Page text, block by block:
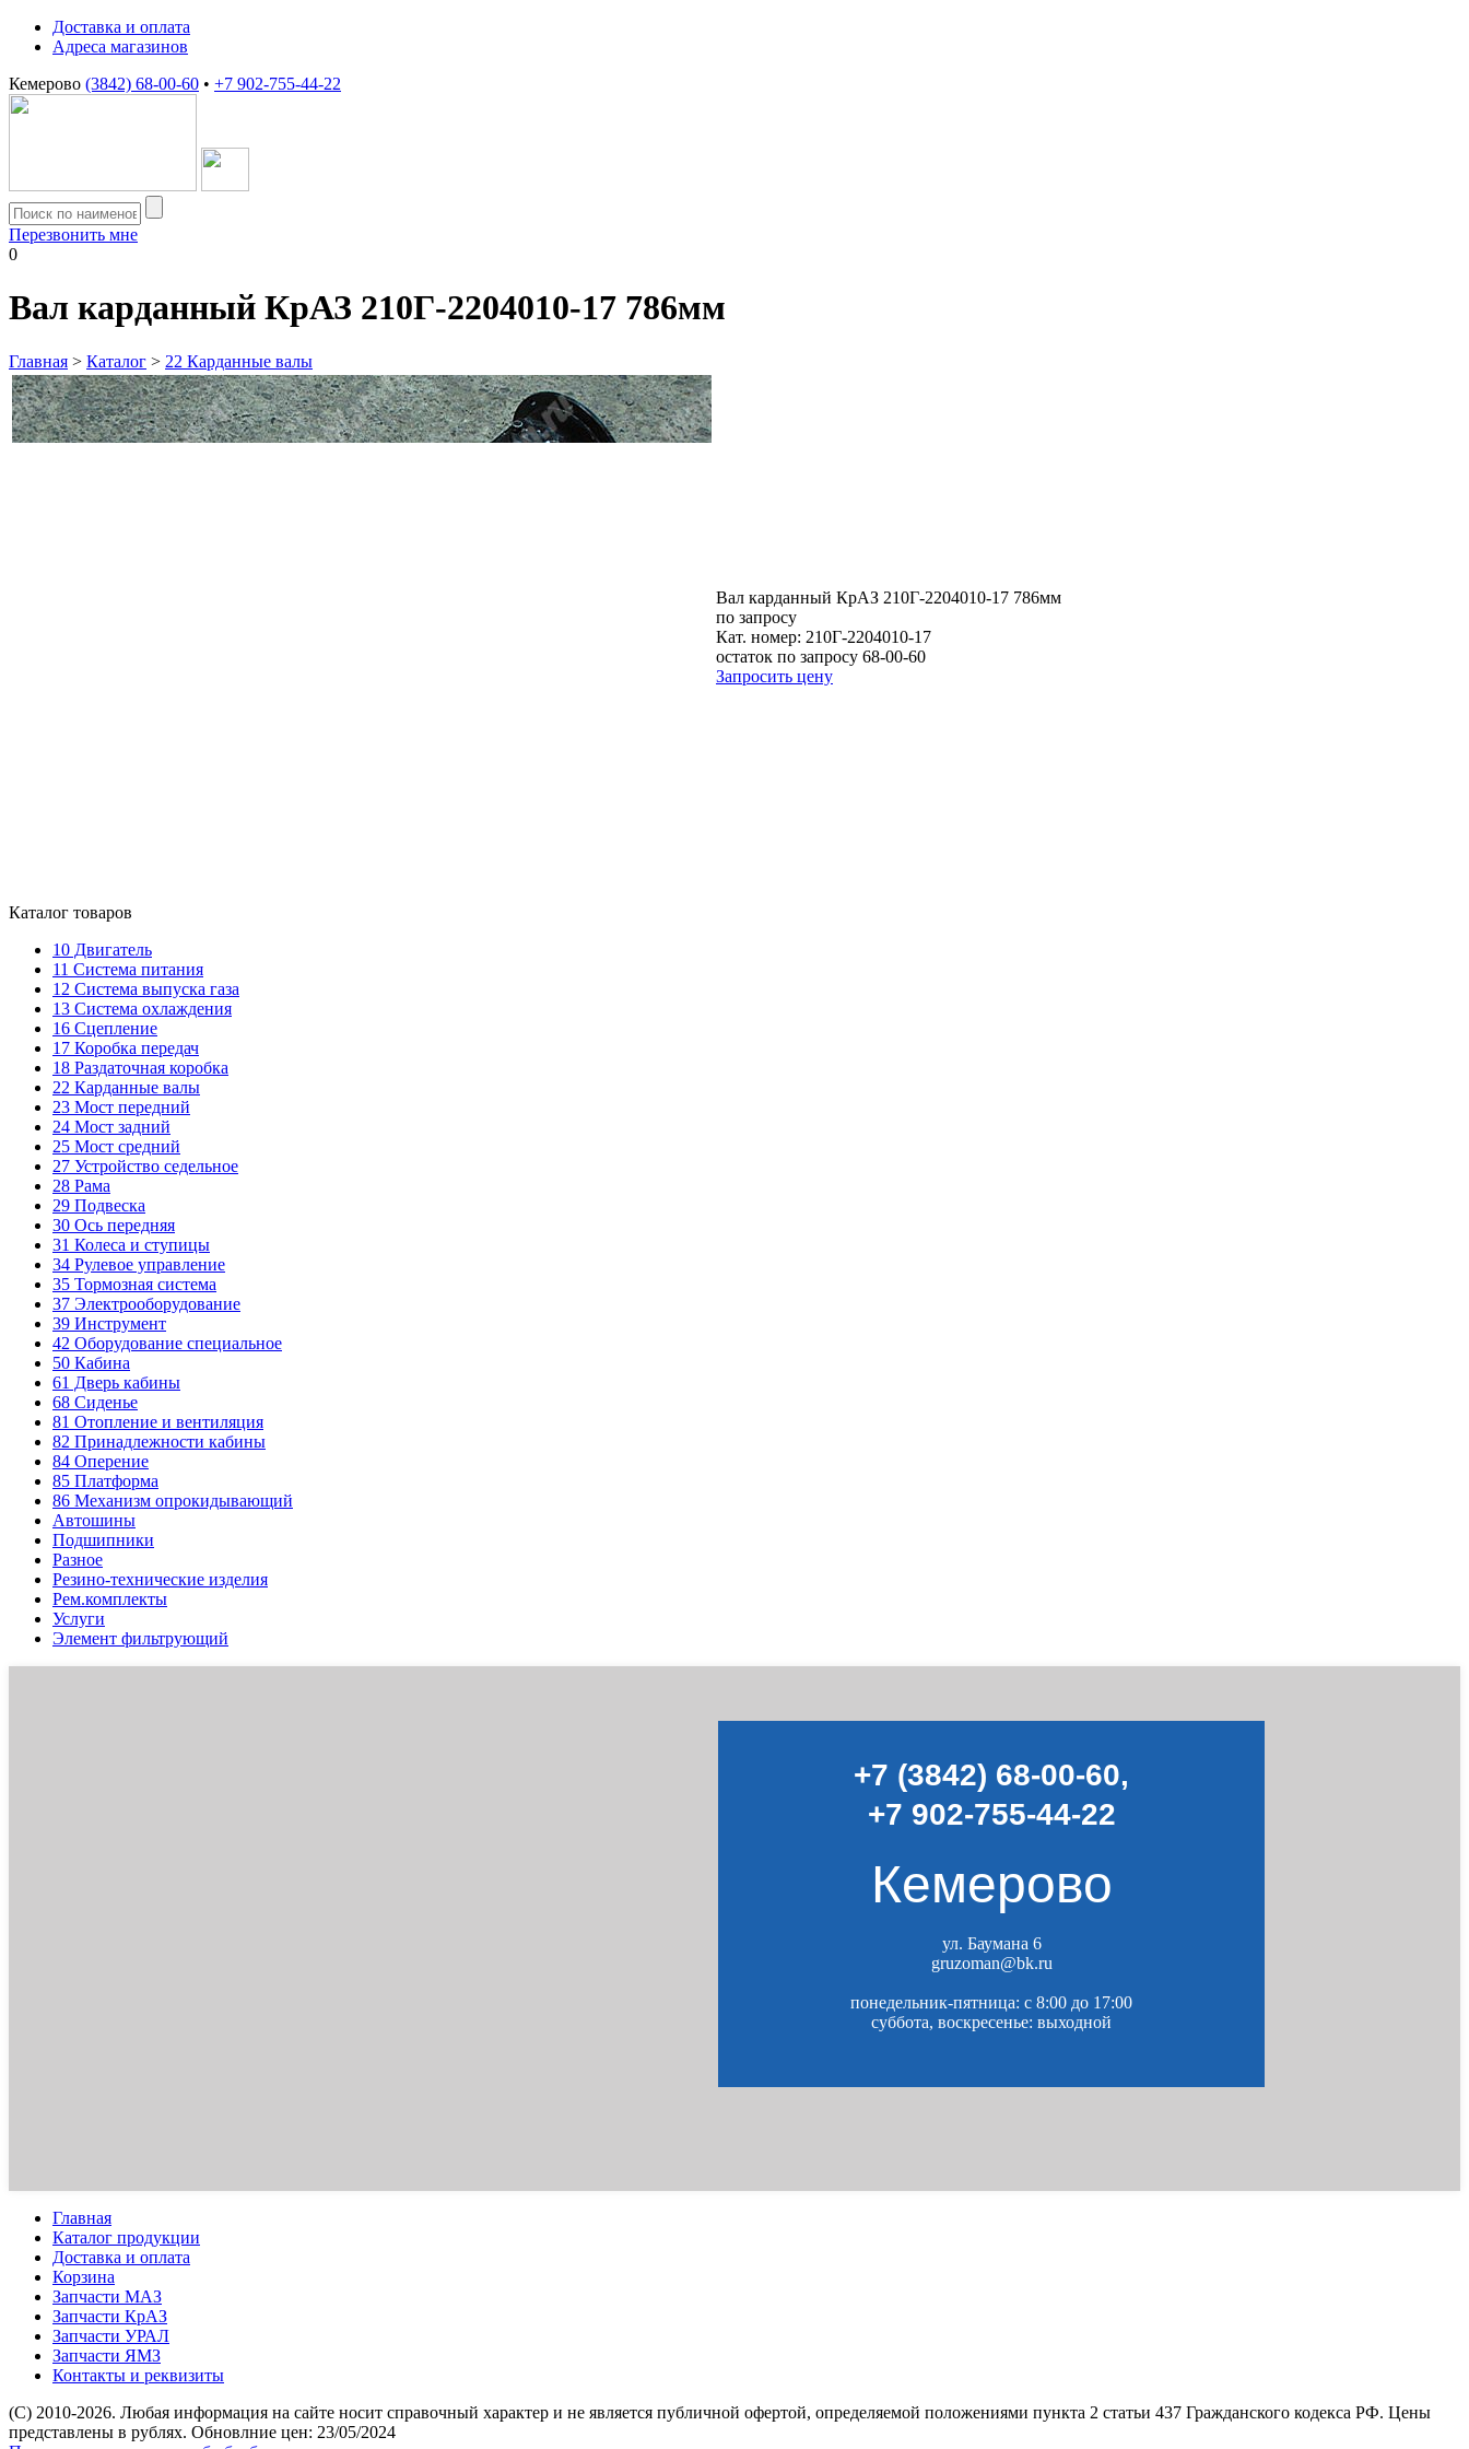
Доставка и оплата
Адреса магазинов
Кемерово (3842) 68-00-60 • +7 902-755-44-22
Перезвонить мне
0
Вал карданный КрАЗ 210Г-2204010-17 786мм
Главная > Каталог > 22 Карданные валы
Вал карданный КрАЗ 210Г-2204010-17 786мм
по запросу
Кат. номер: 210Г-2204010-17
остаток по запросу 68-00-60
Запросить цену
Каталог товаров
10 Двигатель
11 Система питания
12 Система выпуска газа
13 Система охлаждения
16 Сцепление
17 Коробка передач
18 Раздаточная коробка
22 Карданные валы
23 Мост передний
24 Мост задний
25 Мост средний
27 Устройство седельное
28 Рама
29 Подвеска
30 Ось передняя
31 Колеса и ступицы
34 Рулевое управление
35 Тормозная система
37 Электрооборудование
39 Инструмент
42 Оборудование специальное
50 Кабина
61 Дверь кабины
68 Сиденье
81 Отопление и вентиляция
82 Принадлежности кабины
84 Оперение
85 Платформа
86 Механизм опрокидывающий
Автошины
Подшипники
Разное
Резино-технические изделия
Рем.комплекты
Услуги
Элемент фильтрующий
+7 (3842) 68-00-60,
+7 902-755-44-22
Кемерово
ул. Баумана 6
gruzoman@bk.ru
понедельник-пятница: c 8:00 до 17:00
суббота, воскресенье: выходной
Главная
Каталог продукции
Доставка и оплата
Корзина
Запчасти МАЗ
Запчасти КрАЗ
Запчасти УРАЛ
Запчасти ЯМЗ
Контакты и реквизиты
(C) 2010-2026. Любая информация на сайте носит справочный характер и не является публичной офертой, определяемой положениями пункта 2 статьи 437 Гражданского кодекса РФ. Цены
представлены в рублях. Обновлние цен: 23/05/2024